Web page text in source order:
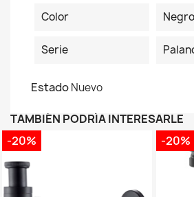
Color
Negro
Serie
EstadoNuevo
TAMBIÉN PODRÍA INTERESARLE
-20% -20%